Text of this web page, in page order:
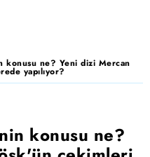
konusu ne? Yeni dizi Mercan
yapılıyor?
konusu ne?